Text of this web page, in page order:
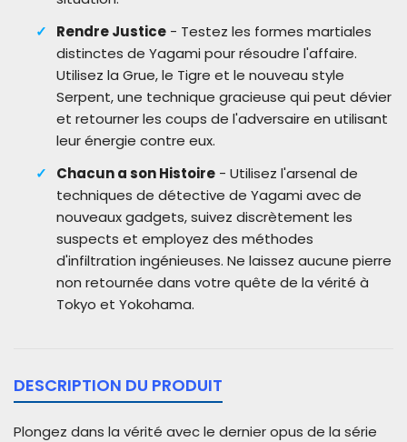
Rendre Justice- Testez les formes martiales
distinctes de Yagami pour résoudre l'affaire.
Utilisez la Grue, le Tigre et le nouveau style
Serpent, une technique gracieuse qui peut dévier
et retourner les coups de l'adversaire en utilisant
leur énergie contre eux.
Chacun a son Histoire- Utilisez l'arsenal de
techniques de détective de Yagami avec de
nouveaux gadgets, suivez discrètement les
suspects et employez des méthodes
d'infiltration ingénieuses. Ne laissez aucune pierre
non retournée dans votre quête de la vérité à
Tokyo et Yokohama.
DESCRIPTION DU PRODUIT
Plongez dans la vérité avec le dernier opus de la série